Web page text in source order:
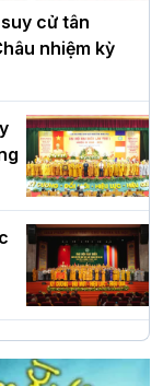
cử tân
nhiệm kỳ